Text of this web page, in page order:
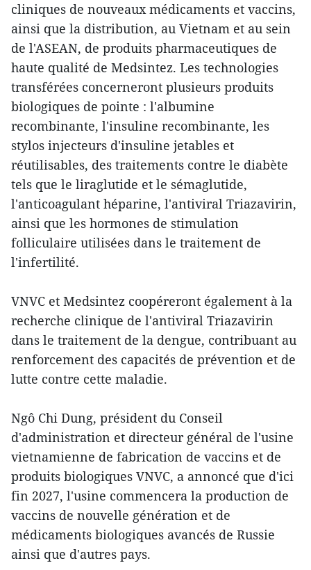
cliniques de nouveaux médicaments et vaccins,
ainsi que la distribution, au Vietnam et au sein
de l'ASEAN, de produits pharmaceutiques de
haute qualité de Medsintez. Les technologies
transférées concerneront plusieurs produits
biologiques de pointe : l'albumine
recombinante, l'insuline recombinante, les
stylos injecteurs d'insuline jetables et
réutilisables, des traitements contre le diabète
tels que le liraglutide et le sémaglutide,
l'anticoagulant héparine, l'antiviral Triazavirin,
ainsi que les hormones de stimulation
folliculaire utilisées dans le traitement de
l'infertilité.
VNVC et Medsintez coopéreront également à la
recherche clinique de l'antiviral Triazavirin
dans le traitement de la dengue, contribuant au
renforcement des capacités de prévention et de
lutte contre cette maladie.
Ngô Chi Dung, président du Conseil
d'administration et directeur général de l'usine
vietnamienne de fabrication de vaccins et de
produits biologiques VNVC, a annoncé que d'ici
fin 2027, l'usine commencera la production de
vaccins de nouvelle génération et de
médicaments biologiques avancés de Russie
ainsi que d'autres pays.